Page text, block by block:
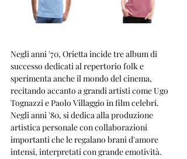
Negli anni '70, Orietta incide tre album di
successo dedicati al repertorio folk e
sperimenta anche il mondo del cinema,
recitando accanto a grandi artisti come Ugo
Tognazzi e Paolo Villaggio in film celebri.
Negli anni '80, si dedica alla produzione
artistica personale con collaborazioni
importanti che le regalano brani d'amore
intensi, interpretati con grande emotività.